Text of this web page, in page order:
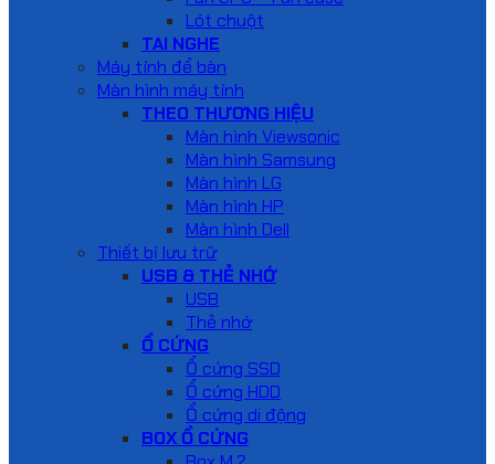
Lót chuột
TAI NGHE
Máy tính để bàn
Màn hình máy tính
THEO THƯƠNG HIỆU
Màn hình Viewsonic
Màn hình Samsung
Màn hình LG
Màn hình HP
Màn hình Dell
Thiết bị lưu trữ
USB & THẺ NHỚ
USB
Thẻ nhớ
Ổ CỨNG
Ổ cứng SSD
Ổ cứng HDD
Ổ cứng di động
BOX Ổ CỨNG